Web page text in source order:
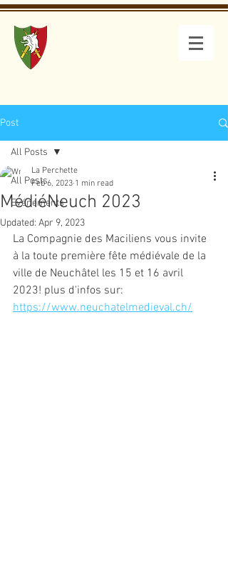
Post
All Posts
Evénements
All Posts
MédiéNeuch 2023
La Perchette
Feb 6, 2023 1 min read
Updated: Apr 9, 2023
La Compagnie des Maciliens vous invite
à la toute première fête médiévale de la
ville de Neuchâtel les 15 et 16 avril
2023! plus d'infos sur:
https://www.neuchatelmedieval.ch/